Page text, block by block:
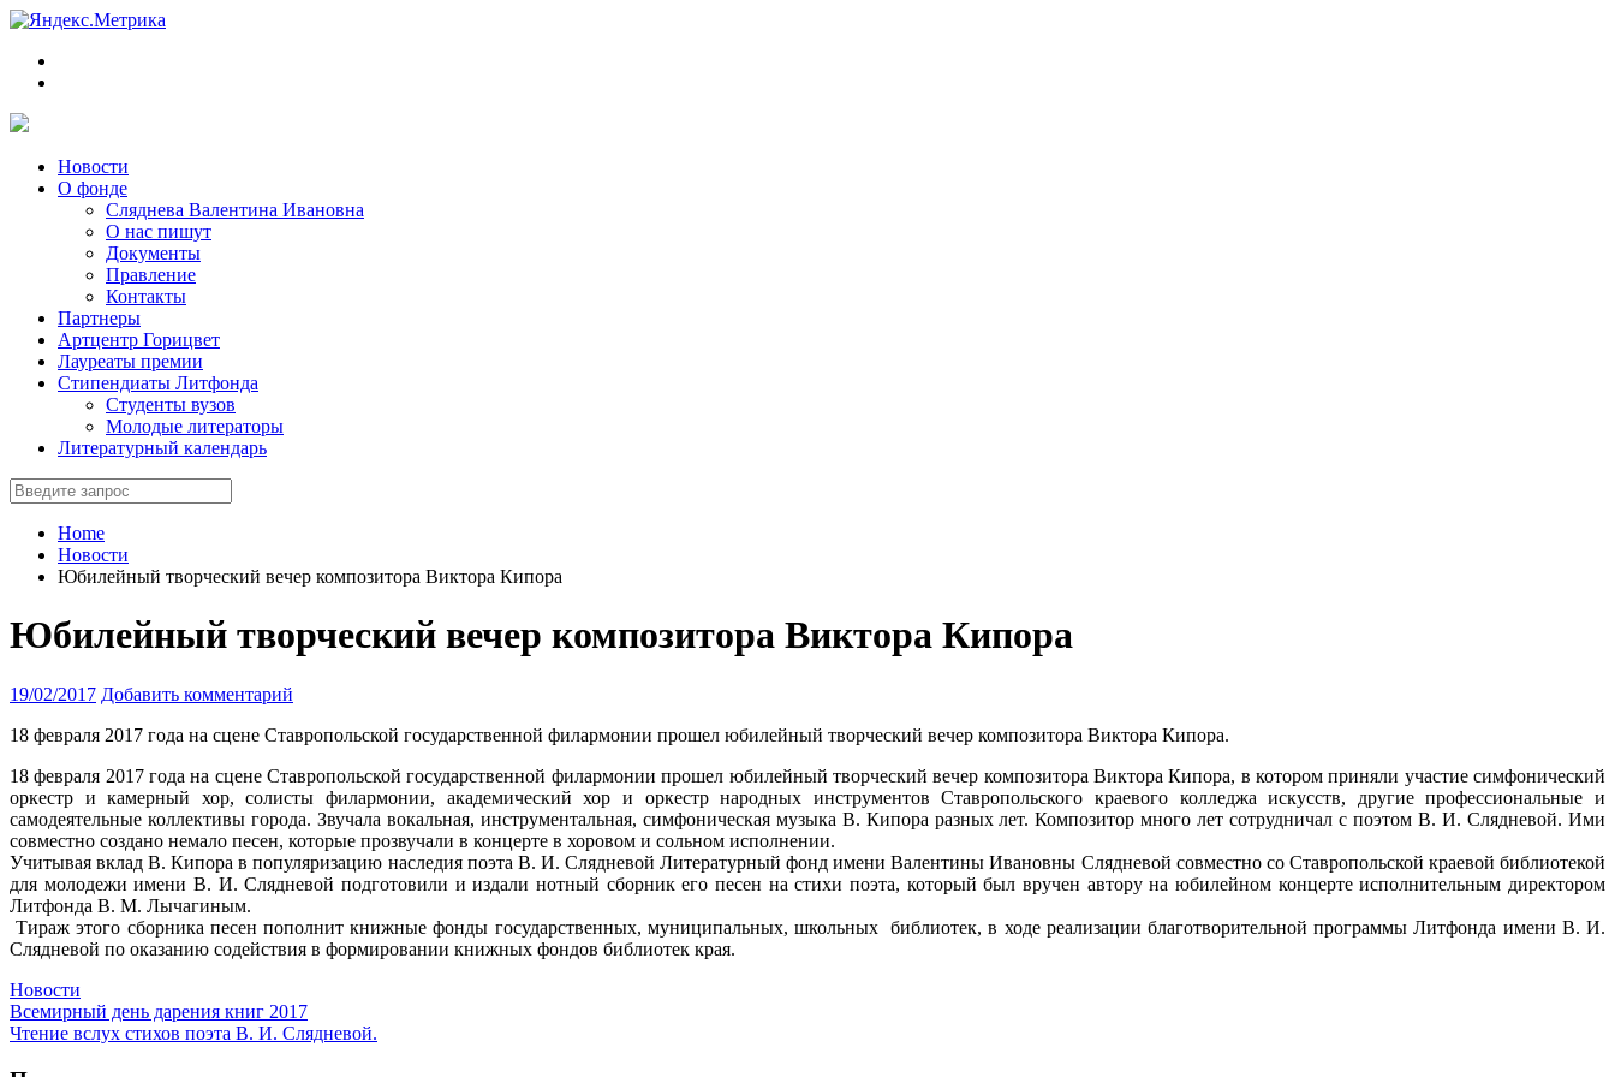
Новости
О фонде
Сляднева Валентина Ивановна
О нас пишут
Документы
Правление
Контакты
Партнеры
Артцентр Горицвет
Лауреаты премии
Стипендиаты Литфонда
Студенты вузов
Молодые литераторы
Литературный календарь
Home
Новости
Юбилейный творческий вечер композитора Виктора Кипора
Юбилейный творческий вечер композитора Виктора Кипора
19/02/2017 Добавить комментарий
18 февраля 2017 года на сцене Ставропольской государственной филармонии прошел юбилейный творческий вечер композитора Виктора Кипора.
18 февраля 2017 года на сцене Ставропольской государственной филармонии прошел юбилейный творческий вечер композитора Виктора Кипора, в котором приняли участие симфонический
оркестр и камерный хор, солисты филармонии, академический хор и оркестр народных инструментов Ставропольского краевого колледжа искусств, другие профессиональные и
самодеятельные коллективы города. Звучала вокальная, инструментальная, симфоническая музыка В. Кипора разных лет. Композитор много лет сотрудничал с поэтом В. И. Слядневой. Ими
совместно создано немало песен, которые прозвучали в концерте в хоровом и сольном исполнении.
Учитывая вклад В. Кипора в популяризацию наследия поэта В. И. Слядневой Литературный фонд имени Валентины Ивановны Слядневой совместно со Ставропольской краевой библиотекой
для молодежи имени В. И. Слядневой подготовили и издали нотный сборник его песен на стихи поэта, который был вручен автору на юбилейном концерте исполнительным директором
Литфонда В. М. Лычагиным.
Тираж этого сборника песен пополнит книжные фонды государственных, муниципальных, школьных библиотек, в ходе реализации благотворительной программы Литфонда имени В. И.
Слядневой по оказанию содействия в формировании книжных фондов библиотек края.
Новости
Всемирный день дарения книг 2017
Чтение вслух стихов поэта В. И. Слядневой.